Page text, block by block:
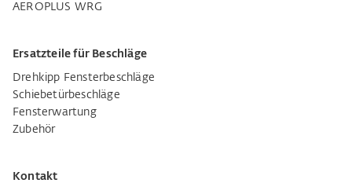
AEROPLUS WRG
Ersatzteile für Beschläge
Drehkipp Fensterbeschläge
Schiebetürbeschläge
Fensterwartung
Zubehör
Kontakt